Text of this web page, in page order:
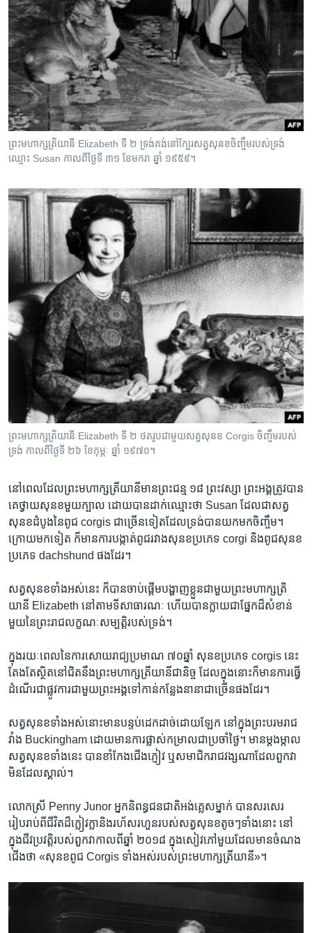
ព្រះមហាក្សត្រិយានី Elizabeth ទី ២ ទ្រង់គង់នៅក្បែរសត្វសុនខចិញ្ចឹមរបស់ទ្រង់
ឈ្មោះ Susan កាលពីថ្ងៃទី ៣១ ខែមករា ឆ្នាំ ១៩៥៩។
ព្រះមហាក្សត្រិយានី Elizabeth ទី ២ ថតរូបជាមួយសត្វសុនខ Corgis ចិញ្ចឹមរបស់
ទ្រង់ កាលពីថ្ងៃទី ២៦ ខែកុម្ភៈ ឆ្នាំ ១៩៧០។
នៅ​ពេល​ដែល​ព្រះមហាក្សត្រីយានី​មាន​ព្រះជន្ម​ ១៨​ ព្រះវស្សា​ ព្រះអង្គ​ត្រូវ​បាន
គេ​ថ្វាយសុនខ​មួយ​ក្បាល​ ដោយ​បានដាក់​ឈ្មោះថា​ Susan ដែល​ជា​សត្វ
សុនខដំបូង​នៃពូជ​ corgis ជា​ច្រើន​ទៀតដែល​ទ្រង់​បាន​យក​មក​ចិញ្ចឹម។
ក្រោយ​មក​ទៀត ​ក៏​មាន​ការ​បង្កាត់​ពូជ​រវាង​សុនខ​ប្រភេទ ​corgi និង​ពូជ​សុនខ​
ប្រភេទ dachshund ផង​ដែរ។
សត្វ​សុនខ​ទាំង​អស់​នេះ ក៏​បាន​ចាប់ផ្តើម​បង្ហាញ​ខ្លួន​ជាមួយ​ព្រះមហាក្សត្រិ
យានី​ Elizabeth នៅ​តាម​ទីសាធារណៈ ហើយ​បាន​ក្លាយ​ជា​ផ្នែក​ដ៏​សំខាន់​
មួយ​នៃ​ព្រះរាជលក្ខណៈសម្បត្តិរបស់​ទ្រង់។​
ក្នុង​រយៈពេល​នៃ​ការ​សោយរាជ្យ​ប្រមាណ​ ៧០ឆ្នាំ​ សុនខ​ប្រភេទ corgis នេះ​
តែង​តែ​ស្ថិត​នៅ​ជិត​នឹង​ព្រះមហាក្សត្រីយានី​ជានិច្ច​ ដែល​ក្នុង​នោះ​ក៏​មាន​ការ​ធ្វើ​
ដំណើរ​ជា​ផ្លូវការជាមួយ​ព្រះអង្គ​ទៅ​កាន់​កន្លែង​នានា​ជា​ច្រើន​ផង​ដែរ។
សត្វសុនខ​ទាំង​អស់​នោះ​មាន​បន្ទប់​ដេក​ដាច់ដោយឡែក​ នៅក្នុង​ព្រះបរមរាជ
វាំង​ Buckingham ដោយ​មាន​ការ​ផ្លាស់​កម្រាល​ជា​ប្រចាំ​ថ្ងៃ។ មាន​ម្តងម្កាល ​
សត្វសុនខ​ទាំង​នេះ​ បាន​ខាំ​កែង​ជើង​ភ្ញៀវ ឬ​សមាជិក​រាជវង្ស​ណា​ដែល​ពួក​វា​
មិន​ដែល​ស្គាល់។
លោក​ស្រី​ Penny Junor អ្នកនិពន្ធ​ជនជាតិ​អង់គ្លេសម្នាក់ បាន​សរសេរ​
រៀបរាប់​ពីជីវិត​ដ៏​ក្លៀវក្លា​និង​រហ័សរហួន​របស់​សត្វ​សុនខតូច​ៗ​ទាំង​នោះ ​នៅ​
ក្នុងជីវប្រវត្តិ​របស់​ពួក​វា​កាល​ពី​ឆ្នាំ ២០១៨​ ក្នុង​សៀវភៅមួយ​ដែល​មាន​ចំណង​
ជើង​ថា​ «សុនខ​ពូជ Corgis ទាំង​អស់​របស់​ព្រះមហាក្សត្រីយានី»។